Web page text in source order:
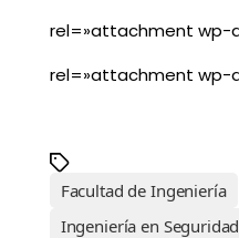
rel=»attachment wp-
rel=»attachment wp-
Facultad de Ingeniería
Ingeniería en